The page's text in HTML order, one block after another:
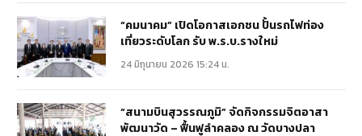
“คมนาคม” เปิดโอกาสเอกชน ปั้นรถไฟท่อง
เที่ยวระดับโลก รับ พ.ร.บ.รางใหม่
24 มิถุนายน 2026 15:24 น.
“สนามบินสุวรรณภูมิ” จัดกิจกรรมจิตอาสา
พัฒนาวัด – ฟื้นฟูลำคลอง ณ วัดบางปลา